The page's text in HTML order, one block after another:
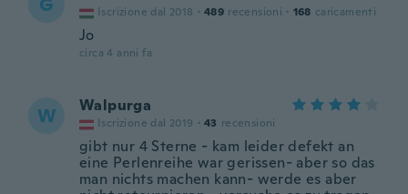
Iscrizione dal 2018 · 489 recensioni · 168 caricamenti
Jo
circa 4 anni fa
W Walpurga
Iscrizione dal 2019 · 43 recensioni
gibt nur 4 Sterne - kam leider defekt an
eine Perlenreihe war gerissen- aber so das
man nichts machen kann- werde es aber